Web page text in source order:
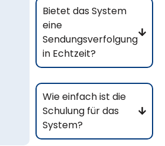
Bietet das System
eine
Sendungsverfolgung
in Echtzeit?
Wie einfach ist die
Schulung für das
System?